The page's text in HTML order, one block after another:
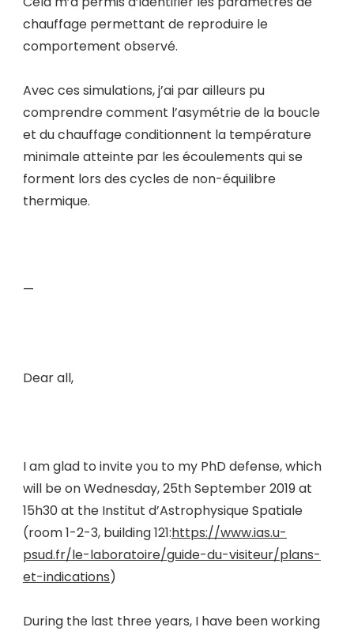
chauffage permettant de reproduire le
comportement observé.
Avec ces simulations, j’ai par ailleurs pu
comprendre comment l’asymétrie de la boucle
et du chauffage conditionnent la température
minimale atteinte par les écoulements qui se
forment lors des cycles de non-équilibre
thermique.
—
Dear all,
I am glad to invite you to my PhD defense, which
will be on Wednesday, 25th September 2019 at
15h30 at the Institut d’Astrophysique Spatiale
(room 1-2-3, building 121:https://www.ias.u-
psud.fr/le-laboratoire/guide-du-visiteur/plans-
et-indications)
During the last three years, I have been working